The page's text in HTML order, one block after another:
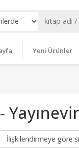
Yeni Ürünler